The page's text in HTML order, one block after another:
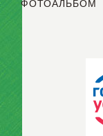
ФОТОАЛЬБОМ